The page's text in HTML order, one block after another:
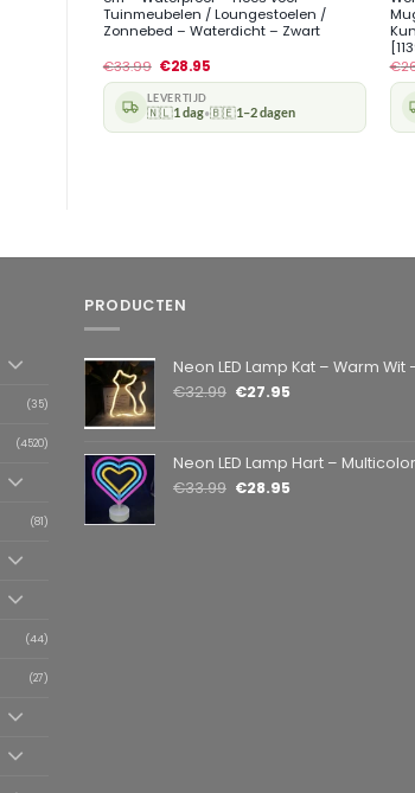
Tuinmeubelen / Loungestoelen /
Zonnebed – Waterdicht – Zwart
€33.99 €28.95
LEVERTIJD
🇳🇱1 dag•🇧🇪1–2 dagen
€
(35)
(4520)
(81)
(44)
(27)
PRODUCTEN
Neon LED Lamp Kat – Warm Wit – USB & Batterij – Decoratieve Tafellamp voor Kinderkamer – 28,5 x
€32.99 €27.95
Neon LED Lamp Hart – Multicolor – USB & Batterij – Hartvormige Sfeerlamp – Kinderkamer & Slaapkamer – 25,2
€33.99 €28.95